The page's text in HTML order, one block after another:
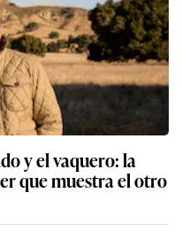
y el vaquero: la
que muestra el otro